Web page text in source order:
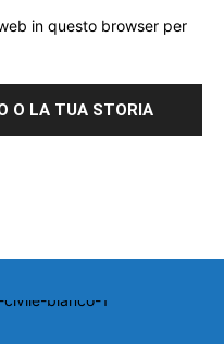
in questo browser per